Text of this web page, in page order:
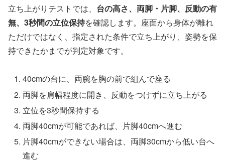
立ち上がりテストでは、 台の高さ、両脚・片脚、反動の有
無、3秒間の立位保持を確認します。座面から身体が離れ
ただけではなく、指定された条件で立ち上がり、姿勢を保
持できたかまでが判定対象です。
40cmの台に、両腕を胸の前で組んで座る
両脚を肩幅程度に開き、反動をつけずに立ち上がる
立位を3秒間保持する
両脚40cmが可能であれば、片脚40cmへ進む
片脚40cmができない場合は、両脚30cmから低い台へ
進む